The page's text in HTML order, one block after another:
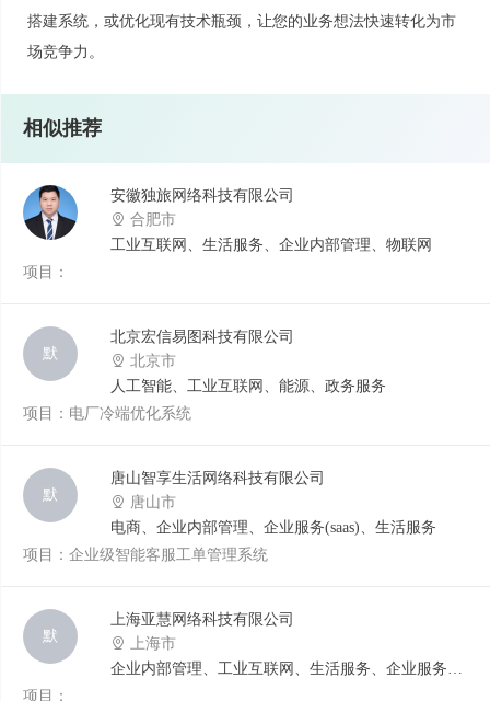
搭建系统，或优化现有技术瓶颈，让您的业务想法快速转化为市
场竞争力。
相似推荐
安徽独旅网络科技有限公司
合肥市
工业互联网、生活服务、企业内部管理、物联网
项目：
默
北京宏信易图科技有限公司
北京市
人工智能、工业互联网、能源、政务服务
项目：电厂冷端优化系统
默
唐山智享生活网络科技有限公司
唐山市
电商、企业内部管理、企业服务(saas)、生活服务
项目：企业级智能客服工单管理系统
默
上海亚慧网络科技有限公司
上海市
企业内部管理、工业互联网、生活服务、企业服务
项目：